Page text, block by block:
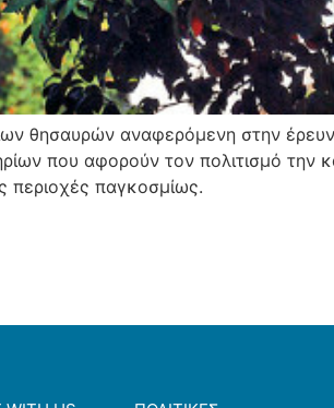
θησαυρών αναφερόμενη στην
που αφορούν τον πολιτισμό την
περιοχές παγκοσμίως.